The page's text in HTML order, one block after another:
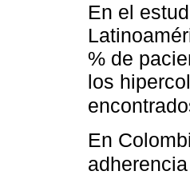
En el
% de
los
En